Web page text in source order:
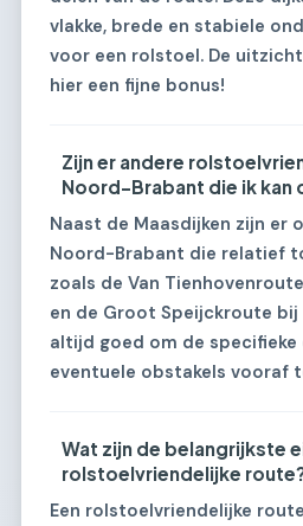
vlakke, brede en stabiele
voor een rolstoel. De
hier een fijne bonus!
Zijn er andere
Noord-Brabant die ik kan
Naast de Maasdijken zijn er
Noord-Brabant die relatief
zoals de Van
en de Groot Speijckroute bij
altijd goed om de specifieke
eventuele obstakels vooraf
Wat zijn de belangrijkste
rolstoelvriendelijke
Een rolstoelvriendelijke